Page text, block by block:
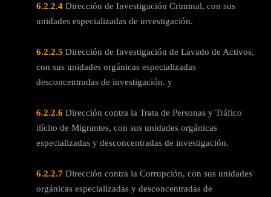
6.2.2.4 Dirección de Investigación Criminal, con sus
unidades especializadas de investigación.
6.2.2.5 Dirección de Investigación de Lavado de Activos,
con sus unidades orgánicas especializadas
desconcentradas de investigación. y
6.2.2.6 Dirección contra la Trata de Personas y Tráfico
ilícito de Migrantes, con sus unidades orgánicas
especializadas y desconcentradas de investigación.
6.2.2.7 Dirección contra la Corrupción, con sus unidades
orgánicas especializadas y desconcentradas de